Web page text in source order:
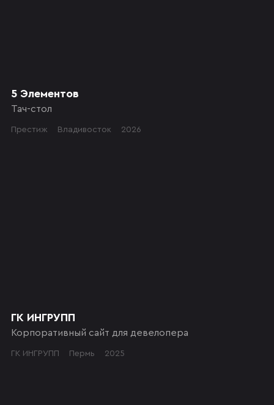
5 Элементов
Тач-стол
Престиж Владивосток 2026
ГК ИНГРУПП
Корпоративный сайт для девелопера
ГК ИНГРУПП Пермь 2025